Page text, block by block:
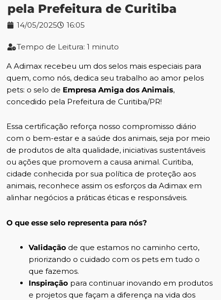
pela Prefeitura de Curitiba
14/05/2025 16:05
Tempo de Leitura: 1 minuto
A Adimax recebeu um dos selos mais especiais para
quem, como nós, dedica seu trabalho ao amor pelos
pets: o selo de Empresa Amiga dos Animais,
concedido pela Prefeitura de Curitiba/PR!
Essa certificação reforça nosso compromisso diário
com o bem-estar e a saúde dos animais, seja por meio
de produtos de alta qualidade, iniciativas sustentáveis
ou ações que promovem a causa animal. Curitiba,
cidade conhecida por sua política de proteção aos
animais, reconhece assim os esforços da Adimax em
alinhar negócios a práticas éticas e responsáveis.
O que esse selo representa para nós?
Validação de que estamos no caminho certo,
priorizando o cuidado com os pets em tudo o
que fazemos.
Inspiração para continuar inovando em produtos
e projetos que façam a diferença na vida dos